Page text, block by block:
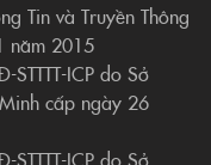
Tin và Truyền Thông
năm 2015
ICP do Sở
cấp ngày 26
ICP do Sở